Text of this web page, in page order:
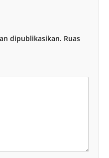
dipublikasikan. Ruas